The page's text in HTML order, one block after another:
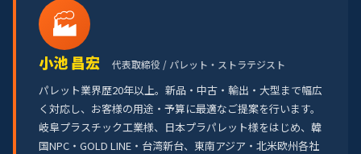
🏭
小池 昌宏 代表取締役 / パレット・ストラテジスト
パレット業界歴20年以上。新品・中古・輸出・大型まで幅広
く対応し、お客様の用途・予算に最適なご提案を行います。
岐阜プラスチック工業様、日本プラパレット様をはじめ、韓
国NPC・GOLD LINE・台湾新台、東南アジア・北米欧州各社